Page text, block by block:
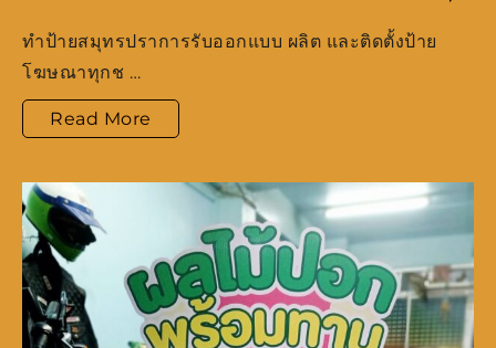
ทำป้ายสมุทรปราการรับออกแบบ ผลิต และติดตั้งป้าย
โฆษณาทุกช …
ทำ
สมุทรปราการ
Read More